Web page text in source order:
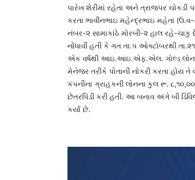
પારેખ શેરીમાં રહેતા અને ત્રાજપર
કરતા ભાવીનભાઇ મહેન્દ્રભાઇ મહેતા
નંબર-૨ સામાકાંઠે મોરબી-૨ હાલ રહે-ચાકુ
નોંધાવી હતી કે ગત તા.૫ ઓક્ટોબરથી
એક વર્ષથી આઇ.આઇ.એફ.એલ. ગોલ્ડ લોન
મેનેજર તરીકે પોતાની નોકરી કરતા હોય
કંપનીના ગ્રાહકની લોનના કુલ રૂ.
છેતરપિંડી કરી હતી. આ બનાવ અંગે બી
કર્યા છે.